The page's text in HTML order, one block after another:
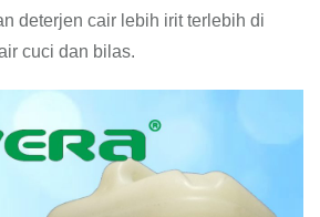
deterjen cair lebih irit terlebih di
cuci dan bilas.